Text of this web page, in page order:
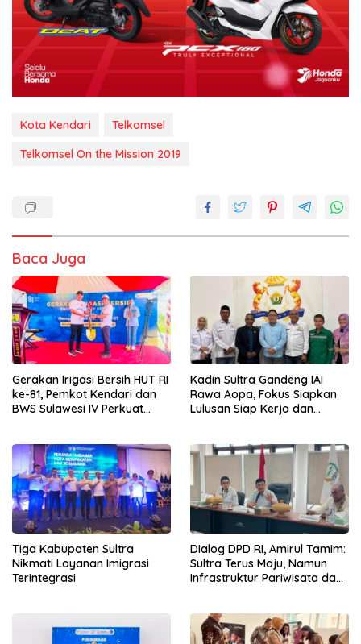
Kota Kendari
Telkomsel
Telkomsel On the Mission 2019
Baca Juga
Gerakan Irigasi Bersih HUT RI
ke-81, Pemkot Kendari dan
BWS Sulawesi IV Perkuat
Kadin Sultra Gandeng IAI
Rawa Aopa, Fokus Siapkan
Lulusan Siap Kerja dan
Tiga Kabupaten Sultra
Nikmati Layanan Imigrasi
Terintegrasi
Dialog DPD RI, Amirul Tamim:
Sultra Terus Maju, Namun
Infrastruktur Pariwisata dan